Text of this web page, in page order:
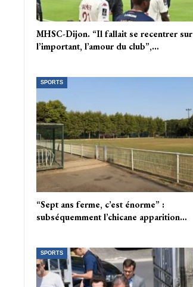
MHSC-Dijon. “Il fallait se recentrer sur
l’important, l’amour du club”,…
SPORTS
“Sept ans ferme, c’est énorme” :
subséquemment l’chicane apparition…
SPORTS